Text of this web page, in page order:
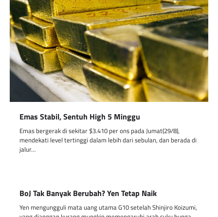
Emas Stabil, Sentuh High 5 Minggu
Emas bergerak di sekitar $3.410 per ons pada Jumat(29/8),
mendekati level tertinggi dalam lebih dari sebulan, dan berada di
jalur…
BoJ Tak Banyak Berubah? Yen Tetap Naik
Yen mengungguli mata uang utama G10 setelah Shinjiro Koizumi,